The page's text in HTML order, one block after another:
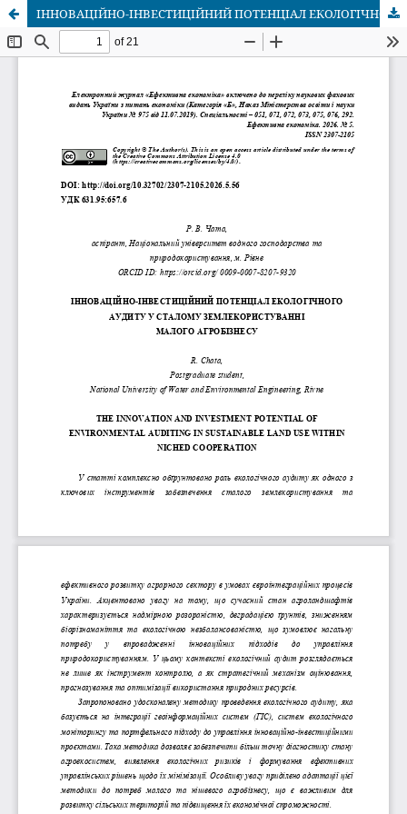
ІННОВАЦІЙНО-ІНВЕСТИЦІЙНИЙ ПОТЕНЦІАЛ ЕКОЛОГІЧНОГО АУДИТУ У СТАЛОМУ ЗЕМЛЕКОРИСТУВАННІ МАЛОГО АГРОБІЗНЕСУ